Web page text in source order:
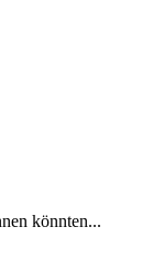
könnten...